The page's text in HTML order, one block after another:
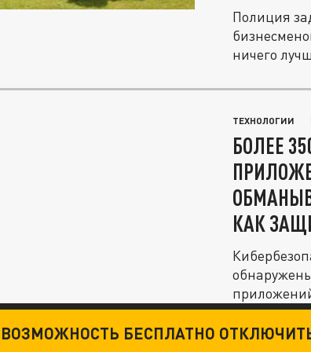
Полиция
ничего
ТЕХНОЛОГИИ
БОЛЕЕ
КАК
ВОЗМОЖНОСТЬ БЕСПЛАТНО